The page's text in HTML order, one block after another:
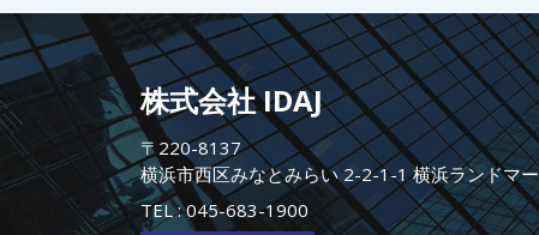
株式会社 IDAJ
〒220-8137
横浜市西区みなとみらい 2-2-1-1 横浜ランドマ
TEL :045-683-1900